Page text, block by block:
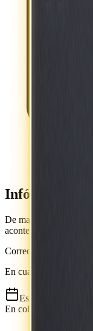
Infórmese
De martes a viernes le
acontecer nacional
Correo Electrónico
En cualquier momento
Esta
En colaboración con: